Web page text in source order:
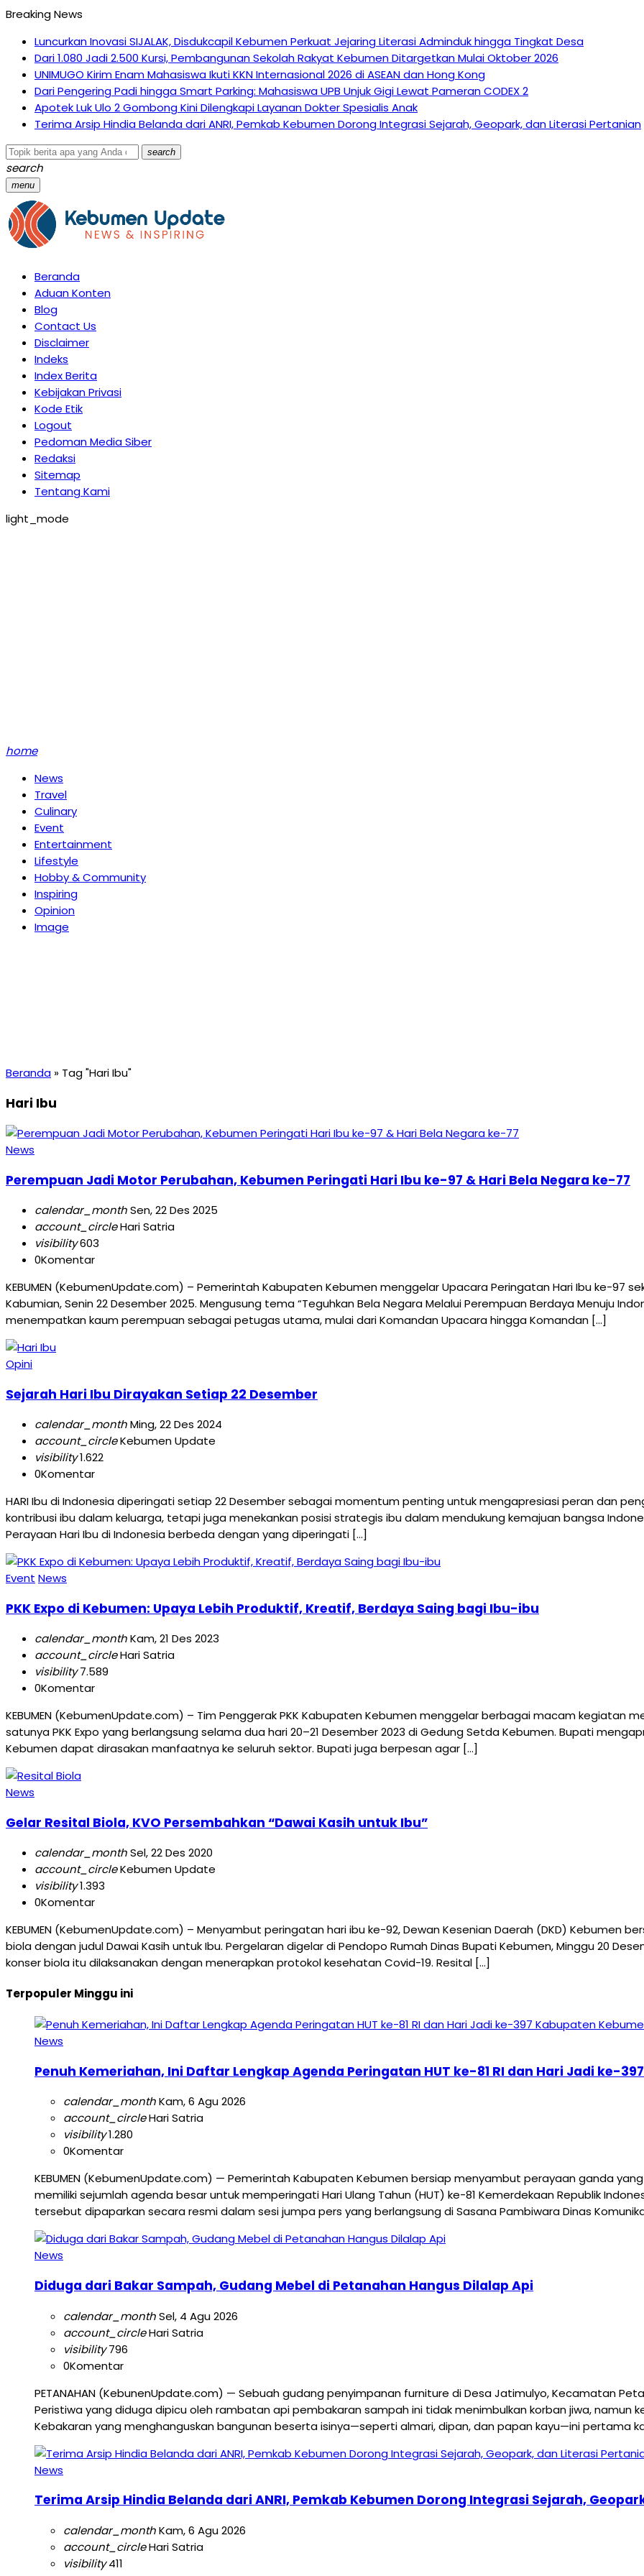
Breaking News
Luncurkan Inovasi SIJALAK, Disdukcapil Kebumen Perkuat Jejaring Literasi Adminduk hingga Tingkat Desa
Dari 1.080 Jadi 2.500 Kursi, Pembangunan Sekolah Rakyat Kebumen Ditargetkan Mulai Oktober 2026
UNIMUGO Kirim Enam Mahasiswa Ikuti KKN Internasional 2026 di ASEAN dan Hong Kong
Dari Pengering Padi hingga Smart Parking: Mahasiswa UPB Unjuk Gigi Lewat Pameran CODEX 2
Apotek Luk Ulo 2 Gombong Kini Dilengkapi Layanan Dokter Spesialis Anak
Terima Arsip Hindia Belanda dari ANRI, Pemkab Kebumen Dorong Integrasi Sejarah, Geopark, dan Literasi Pertanian
search
search
menu
Beranda
Aduan Konten
Blog
Contact Us
Disclaimer
Indeks
Index Berita
Kebijakan Privasi
Kode Etik
Logout
Pedoman Media Siber
Redaksi
Sitemap
Tentang Kami
light_mode
home
News
Travel
Culinary
Event
Entertainment
Lifestyle
Hobby & Community
Inspiring
Opinion
Image
Beranda » Tag "Hari Ibu"
Hari Ibu
News
Perempuan Jadi Motor Perubahan, Kebumen Peringati Hari Ibu ke-97 & Hari Bela Negara ke-77
calendar_monthSen, 22 Des 2025
account_circleHari Satria
visibility603
0Komentar
KEBUMEN (KebumenUpdate.com) – Pemerintah Kabupaten Kebumen menggelar Upacara Peringatan Hari Ibu ke-97
Kabumian, Senin 22 Desember 2025. Mengusung tema “Teguhkan Bela Negara Melalui Perempuan Berdaya Menuju
menempatkan kaum perempuan sebagai petugas utama, mulai dari Komandan Upacara hingga Komandan […]
Opini
Sejarah Hari Ibu Dirayakan Setiap 22 Desember
calendar_monthMing, 22 Des 2024
account_circleKebumen Update
visibility1.622
0Komentar
HARI Ibu di Indonesia diperingati setiap 22 Desember sebagai momentum penting untuk mengapresiasi peran dan
kontribusi ibu dalam keluarga, tetapi juga menekankan posisi strategis ibu dalam mendukung kemajuan bangsa
Perayaan Hari Ibu di Indonesia berbeda dengan yang diperingati […]
Event News
PKK Expo di Kebumen: Upaya Lebih Produktif, Kreatif, Berdaya Saing bagi Ibu-ibu
calendar_monthKam, 21 Des 2023
account_circleHari Satria
visibility7.589
0Komentar
KEBUMEN (KebumenUpdate.com) – Tim Penggerak PKK Kabupaten Kebumen menggelar berbagai macam kegiatan
satunya PKK Expo yang berlangsung selama dua hari 20–21 Desember 2023 di Gedung Setda Kebumen. Bupati
Kebumen dapat dirasakan manfaatnya ke seluruh sektor. Bupati juga berpesan agar […]
News
Gelar Resital Biola, KVO Persembahkan “Dawai Kasih untuk Ibu”
calendar_monthSel, 22 Des 2020
account_circleKebumen Update
visibility1.393
0Komentar
KEBUMEN (KebumenUpdate.com) – Menyambut peringatan hari ibu ke-92, Dewan Kesenian Daerah (DKD) Kebumen
biola dengan judul Dawai Kasih untuk Ibu. Pergelaran digelar di Pendopo Rumah Dinas Bupati Kebumen, Minggu 20
konser biola itu dilaksanakan dengan menerapkan protokol kesehatan Covid-19. Resital […]
Terpopuler Minggu ini
News
Penuh Kemeriahan, Ini Daftar Lengkap Agenda Peringatan HUT ke-81 RI dan Hari Jadi ke-
calendar_monthKam, 6 Agu 2026
account_circleHari Satria
visibility1.280
0Komentar
KEBUMEN (KebumenUpdate.com) — Pemerintah Kabupaten Kebumen bersiap menyambut perayaan ganda
memiliki sejumlah agenda besar untuk memperingati Hari Ulang Tahun (HUT) ke-81 Kemerdekaan Republik
tersebut dipaparkan secara resmi dalam sesi jumpa pers yang berlangsung di Sasana Pambiwara Dinas
News
Diduga dari Bakar Sampah, Gudang Mebel di Petanahan Hangus Dilalap Api
calendar_monthSel, 4 Agu 2026
account_circleHari Satria
visibility796
0Komentar
PETANAHAN (KebunenUpdate.com) — Sebuah gudang penyimpanan furniture di Desa Jatimulyo, Kecamatan
Peristiwa yang diduga dipicu oleh rambatan api pembakaran sampah ini tidak menimbulkan korban jiwa, namun
Kebakaran yang menghanguskan bangunan beserta isinya—seperti almari, dipan, dan papan kayu—ini pertama
News
Terima Arsip Hindia Belanda dari ANRI, Pemkab Kebumen Dorong Integrasi Sejarah,
calendar_monthKam, 6 Agu 2026
account_circleHari Satria
visibility411